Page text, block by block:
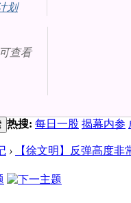
划
查看
热搜: 每日一股 揭幕内参
›
【徐文明】反弹高度非